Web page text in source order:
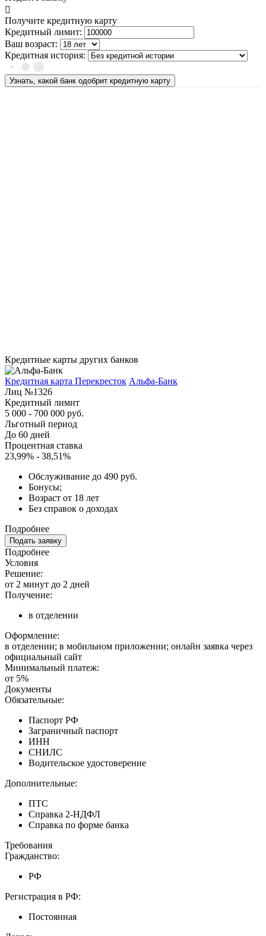
Получите кредитную карту
Кредитный лимит:
Ваш возраст:
Кредитная история:
Узнать, какой банк одобрит кредитную карту
Кредитные карты других банков
Кредитная карта Перекресток Альфа-Банк
Лиц №1326
Кредитный лимит
5 000 - 700 000 руб.
Льготный период
До 60 дней
Процентная ставка
23,99% - 38,51%
Обслуживание до 490 руб.
Бонусы;
Возраст от 18 лет
Без справок о доходах
Подробнее
Подать заявку
Подробнее
Условия
Решение:
от 2 минут до 2 дней
Получение:
в отделении
Оформление:
в отделении; в мобильном приложении; онлайн заявка через
официальный сайт
Минимальный платеж:
от 5%
Документы
Обязательные:
Паспорт РФ
Заграничный паспорт
ИНН
СНИЛС
Водительское удостоверение
Дополнительные:
ПТС
Справка 2-НДФЛ
Справка по форме банка
Требования
Гражданство:
РФ
Регистрация в РФ:
Постоянная